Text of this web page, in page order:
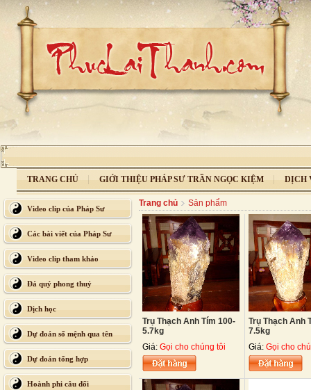
TRANG CHỦ GIỚI THIỆU PHÁP SƯ TRẦN NGỌC KIỆM DỊCH
Video clip của Pháp Sư
Các bài viết của Pháp Sư
Video clip tham khảo
Đá quý phong thuỷ
Dịch học
Dự đoán số mệnh qua tên
Dự đoán tổng hợp
Hoành phi câu đối
Trang chủ Sản phẩm
Trụ Thạch Anh Tím 100-
5.7kg
Giá: Gọi cho chúng tôi
Trụ Thạch Anh
7.5kg
Giá: Gọi cho